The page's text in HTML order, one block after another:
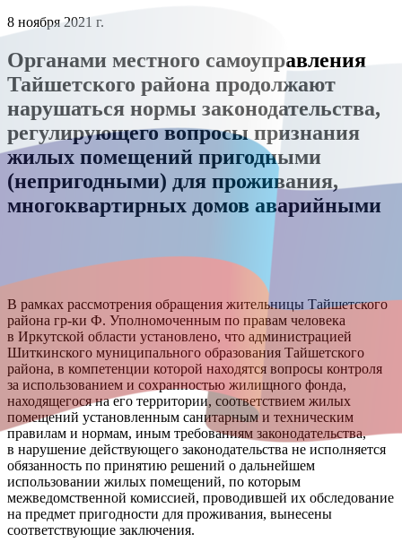
8 ноября 2021 г.
Органами местного самоуправления
Тайшетского района продолжают
нарушаться нормы законодательства,
регулирующего вопросы признания
жилых помещений пригодными
(непригодными) для проживания,
многоквартирных домов аварийными
В рамках рассмотрения обращения жительницы Тайшетского
района гр-ки Ф. Уполномоченным по правам человека
в Иркутской области установлено, что администрацией
Шиткинского муниципального образования Тайшетского
района, в компетенции которой находятся вопросы контроля
за использованием и сохранностью жилищного фонда,
находящегося на его территории, соответствием жилых
помещений установленным санитарным и техническим
правилам и нормам, иным требованиям законодательства,
в нарушение действующего законодательства не исполняется
обязанность по принятию решений о дальнейшем
использовании жилых помещений, по которым
межведомственной комиссией, проводившей их обследование
на предмет пригодности для проживания, вынесены
соответствующие заключения.